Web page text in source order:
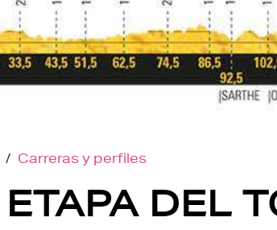
/ Carreras y perfiles
DEL